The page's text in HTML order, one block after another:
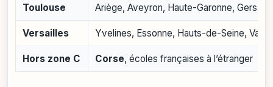
Toulouse Ariège, Aveyron, Haute-Garonne, Gers,
Versailles Yvelines, Essonne, Hauts-de-Seine, Val-
Hors zone C Corse, écoles françaises à l’étranger